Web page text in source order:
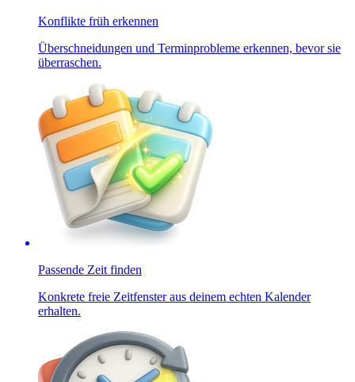
Konflikte früh erkennen
Überschneidungen und Terminprobleme erkennen, bevor sie
überraschen.
Passende Zeit finden
Konkrete freie Zeitfenster aus deinem echten Kalender
erhalten.